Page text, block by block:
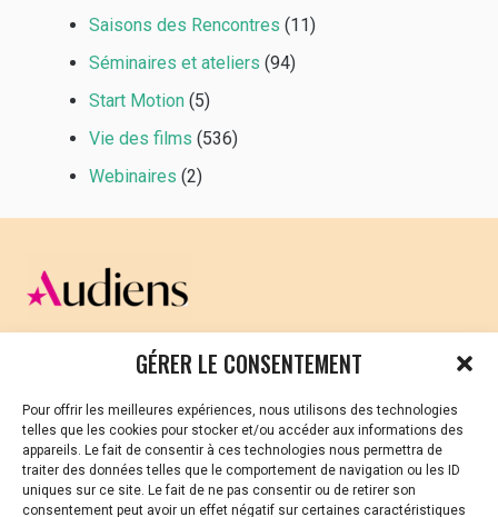
GÉRER LE CONSENTEMENT
Pour offrir les meilleures expériences, nous utilisons des technologies
telles que les cookies pour stocker et/ou accéder aux informations des
appareils. Le fait de consentir à ces technologies nous permettra de
traiter des données telles que le comportement de navigation ou les ID
uniques sur ce site. Le fait de ne pas consentir ou de retirer son
consentement peut avoir un effet négatif sur certaines caractéristiques
Saisons des Rencontres (11)
Séminaires et ateliers (94)
Start Motion (5)
Vie des films (536)
Webinaires (2)
CELLULE D’ÉCOUTE ET DE SOUTIEN PSYCHOLOGIQUE ET
Vous avez été témoin ou vous êtes victime de VSS ? Ou
vous êtes référent·es harcèlement en besoin de soutien
ou d’informations ?
01 87 20 30 90